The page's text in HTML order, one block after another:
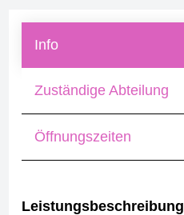
Info
Zuständige Abteilung
Öffnungszeiten
Leistungsbeschreibung